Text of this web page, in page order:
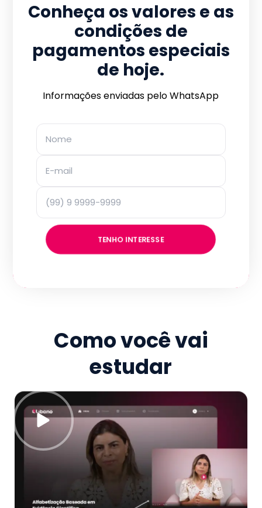
Conheça os valores e as
condições de
pagamentos especiais
de hoje.
Informações enviadas pelo WhatsApp
TENHO INTERESSE
Como você vai
estudar